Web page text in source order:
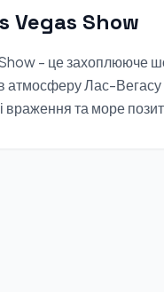
Vegas Show
- це захоплююче
в атмосферу Лас-
враження та море